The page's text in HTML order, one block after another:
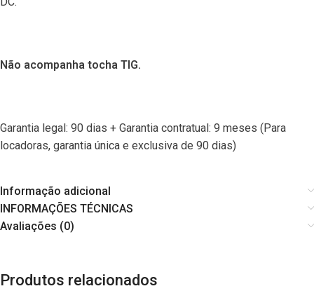
Não acompanha tocha TIG.
Garantia legal: 90 dias + Garantia contratual: 9 meses (Para
locadoras, garantia única e exclusiva de 90 dias)
Informação adicional
INFORMAÇÕES TÉCNICAS
Avaliações (0)
Produtos relacionados